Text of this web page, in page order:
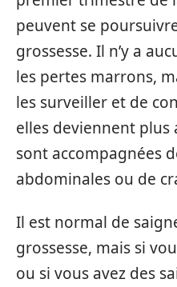
peuvent se
grossesse. Il n’y a
les pertes marrons,
les surveiller et de
elles deviennent plus
sont accompagnées
abdominales ou de
Il est normal de
grossesse, mais si
ou si vous avez des